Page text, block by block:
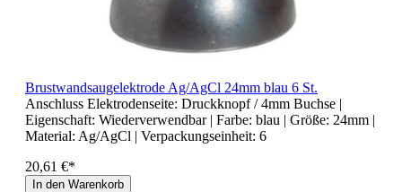
Brustwandsaugelektrode Ag/AgCl 24mm blau 6 St.
Anschluss Elektrodenseite: Druckknopf / 4mm Buchse |
Eigenschaft: Wiederverwendbar | Farbe: blau | Größe: 24mm |
Material: Ag/AgCl | Verpackungseinheit: 6
20,61 €*
In den Warenkorb